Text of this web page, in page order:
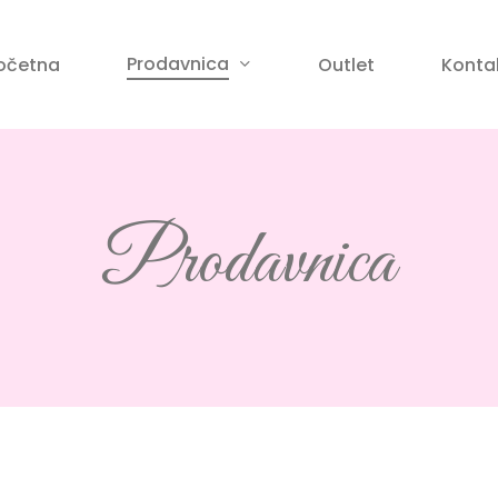
Prodavnica Outlet
Prodavnica